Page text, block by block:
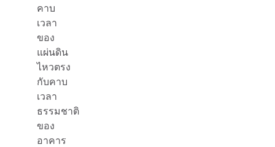
คาบ
เวลา
ของ
แผ่นดิน
ไหวตรง
กับคาบ
เวลา
ธรรมชาติ
ของ
อาคาร